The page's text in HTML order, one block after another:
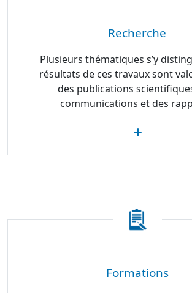
Recherche
Plusieurs thématiques s’y
résultats de ces travaux sont
des publications
communications et des
Formations